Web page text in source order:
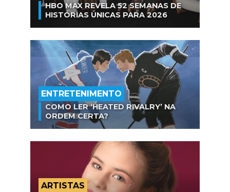
HBO MAX REVELA 52 SEMANAS DE
HISTÓRIAS ÚNICAS PARA 2026
ENTRETENIMENTO
COMO LER ‘HEATED RIVALRY’ NA
ORDEM CERTA?
ARTISTAS